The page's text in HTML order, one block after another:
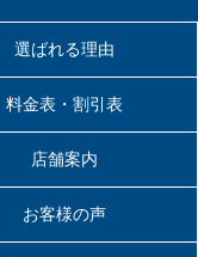
選ばれる理由
料金表・割引表
店舗案内
お客様の声